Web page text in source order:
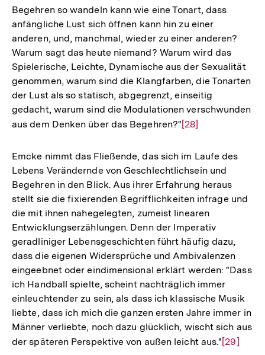
Begehren so wandeln kann wie eine Tonart, dass
anfängliche Lust sich öffnen kann hin zu einer
anderen, und, manchmal, wieder zu einer anderen?
Warum sagt das heute niemand? Warum wird das
Spielerische, Leichte, Dynamische aus der Sexualität
genommen, warum sind die Klangfarben, die Tonarten
der Lust als so statisch, abgegrenzt, einseitig
gedacht, warum sind die Modulationen verschwunden
aus dem Denken über das Begehren?"Zur
der
Fußnote
[28]
Emcke nimmt das Fließende, das sich im Laufe des
Lebens Verändernde von Geschlechtlichsein und
Begehren in den Blick. Aus ihrer Erfahrung heraus
stellt sie die fixierenden Begrifflichkeiten infrage und
die mit ihnen nahegelegten, zumeist linearen
Entwicklungserzählungen. Denn der Imperativ
geradliniger Lebensgeschichten führt häufig dazu,
dass die eigenen Widersprüche und Ambivalenzen
eingeebnet oder eindimensional erklärt werden: "Dass
ich Handball spielte, scheint nachträglich immer
einleuchtender zu sein, als dass ich klassische Musik
liebte, dass ich mich die ganzen ersten Jahre immer in
Männer verliebte, noch dazu glücklich, wischt sich aus
der späteren Perspektive von außen leicht aus."Zur
[29]Zum